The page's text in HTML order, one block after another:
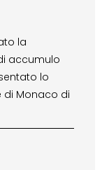
la
accumulo
lo
di Monaco di